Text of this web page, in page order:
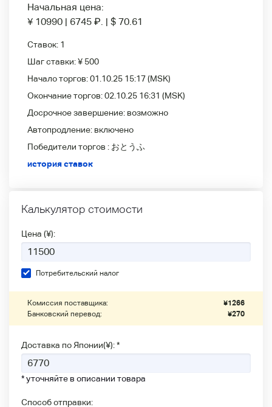
Начальная цена:
¥ 10990 | 6745 ₽ | $ 70.61
Ставок: 1
Шаг ставки:¥ 500
Начало торгов:01.10.25 15:17(MSK)
Окончание торгов:02.10.25 16:31 (MSK)
Досрочное завершение: возможно
Автопродление: включено
Победители
торгов : おとうふ
история ставок
Калькулятор стоимости
Цена (¥):
Потребительский налог
Комиссия поставщика: ¥1266
Банковский перевод:
¥270
Доставка по Японии(¥): *
* уточняйте в описании товара
Способ отправки: